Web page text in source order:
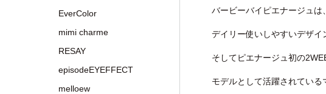
バービーバイピエナージュは
デイリー使いしやすいデザイ
そしてピエナージュ初の
モデルとして活躍されている
EverColor
mimi charme
RESAY
episodeEYEFFECT
melloew